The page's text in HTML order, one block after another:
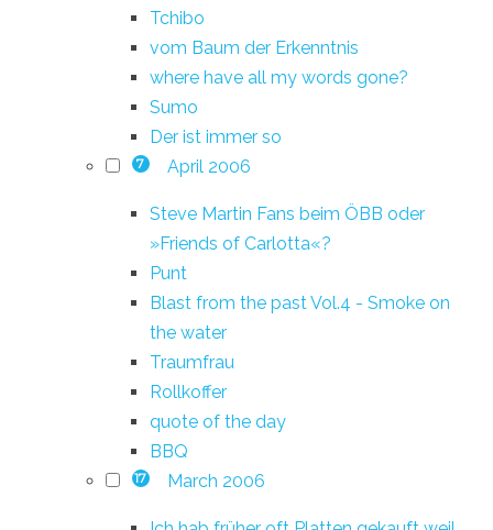
Tchibo
vom Baum der Erkenntnis
where have all my words gone?
Sumo
Der ist immer so
7 April 2006
Steve Martin Fans beim ÖBB oder
»Friends of Carlotta«?
Punt
Blast from the past Vol.4 - Smoke on
the water
Traumfrau
Rollkoffer
quote of the day
BBQ
17 March 2006